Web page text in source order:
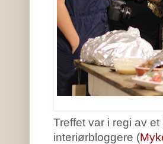
Treffet var i regi av
interiørbloggere (